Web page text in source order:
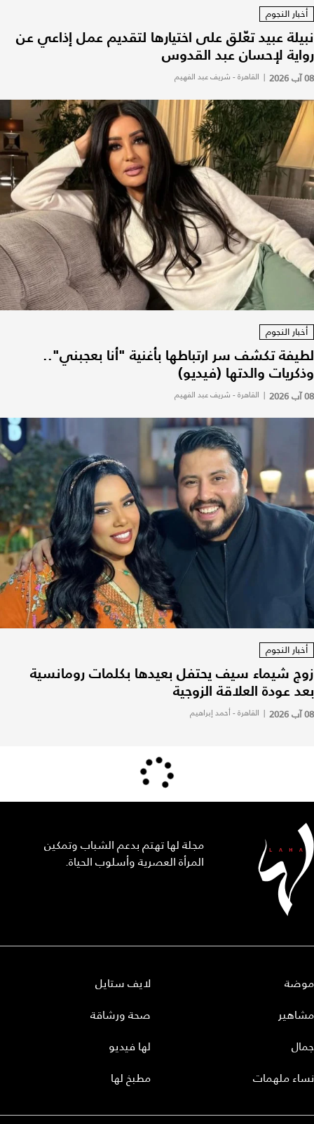
أخبار النجوم
نبيلة عبيد تعّلق على اختيارها لتقديم عمل إذاعي عن
رواية لإحسان عبد القدوس
08 آب 2026 | القاهرة - شريف عبد الفهيم
أخبار النجوم
لطيفة تكشف سر ارتباطها بأغنية "أنا بعجبني"..
وذكريات والدتها (فيديو)
08 آب 2026 | القاهرة - شريف عبد الفهيم
أخبار النجوم
زوج شيماء سيف يحتفل بعيدها بكلمات رومانسية
بعد عودة العلاقة الزوجية
08 آب 2026 | القاهرة - أحمد إبراهيم
مجلة لها تهتم بدعم الشباب وتمكين
المرأة العصرية وأسلوب الحياة.
موضة
مشاهير
جمال
نساء ملهمات
لايف ستايل
صحة ورشاقة
لها فيديو
مطبخ لها